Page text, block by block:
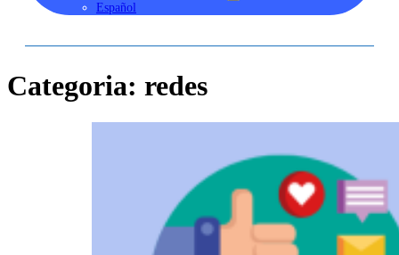
Español
Categoria: redes